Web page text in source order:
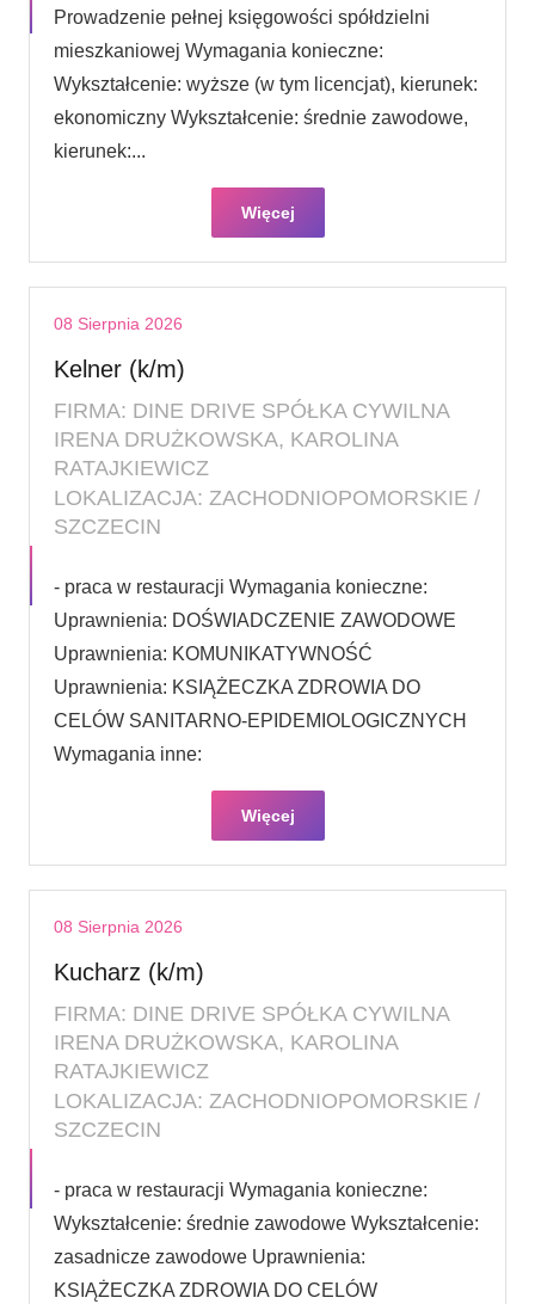
Prowadzenie pełnej księgowości spółdzielni
mieszkaniowej Wymagania konieczne:
Wykształcenie: wyższe (w tym licencjat), kierunek:
ekonomiczny Wykształcenie: średnie zawodowe,
kierunek:...
Więcej
08 Sierpnia 2026
Kelner (k/m)
FIRMA: DINE DRIVE SPÓŁKA CYWILNA
IRENA DRUŻKOWSKA, KAROLINA
RATAJKIEWICZ
LOKALIZACJA: ZACHODNIOPOMORSKIE /
SZCZECIN
- praca w restauracji Wymagania konieczne:
Uprawnienia: DOŚWIADCZENIE ZAWODOWE
Uprawnienia: KOMUNIKATYWNOŚĆ
Uprawnienia: KSIĄŻECZKA ZDROWIA DO
CELÓW SANITARNO-EPIDEMIOLOGICZNYCH
Wymagania inne:
Więcej
08 Sierpnia 2026
Kucharz (k/m)
FIRMA: DINE DRIVE SPÓŁKA CYWILNA
IRENA DRUŻKOWSKA, KAROLINA
RATAJKIEWICZ
LOKALIZACJA: ZACHODNIOPOMORSKIE /
SZCZECIN
- praca w restauracji Wymagania konieczne:
Wykształcenie: średnie zawodowe Wykształcenie:
zasadnicze zawodowe Uprawnienia:
KSIĄŻECZKA ZDROWIA DO CELÓW